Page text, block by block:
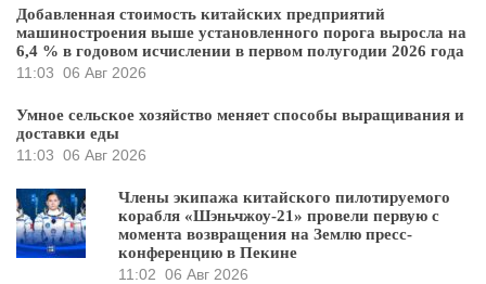
Добавленная стоимость китайских предприятий
машиностроения выше установленного порога выросла на
6,4 % в годовом исчислении в первом полугодии 2026 года
11:03 06 Авг 2026
Умное сельское хозяйство меняет способы выращивания и
доставки еды
11:03 06 Авг 2026
Члены экипажа китайского пилотируемого
корабля «Шэньчжоу-21» провели первую с
момента возвращения на Землю пресс-
конференцию в Пекине
11:02 06 Авг 2026